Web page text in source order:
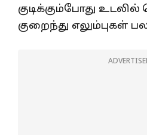
குடிக்கும்போது
குறைந்து எலும்புகள்